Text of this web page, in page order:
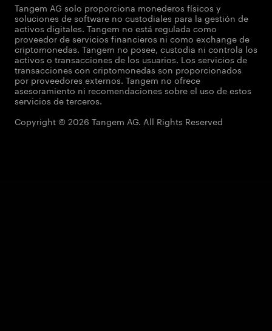
Tangem AG solo proporciona monederos físicos y
soluciones de software no custodiales para la gestión de
activos digitales. Tangem no está regulada como
proveedor de servicios financieros ni como exchange de
criptomonedas. Tangem no posee, custodia ni controla los
activos o transacciones de los usuarios. Los servicios de
transacciones con criptomonedas son proporcionados
por proveedores externos. Tangem no ofrece
asesoramiento ni recomendaciones sobre el uso de estos
servicios de terceros.